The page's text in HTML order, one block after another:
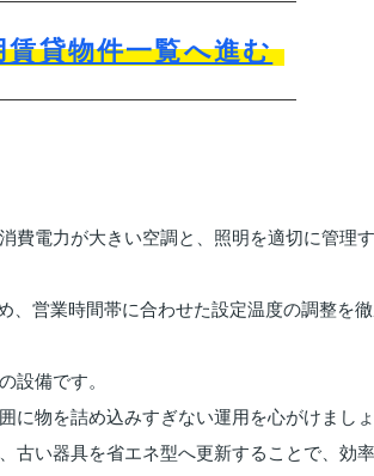
貸物件一覧へ進む
費電力が大きい空調と、照明を適切に管理
営業時間帯に合わせた設定温度の調整を徹
設備です。
物を詰め込みすぎない運用を心がけましょ
古い器具を省エネ型へ更新することで、効